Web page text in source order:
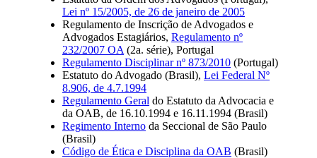
Lei nº 15/2005, de 26 de janeiro de 2005
Regulamento de Inscrição de Advogados e
Advogados Estagiários, Regulamento nº
232/2007 OA (2a. série), Portugal
Regulamento Disciplinar nº 873/2010 (Portugal)
Estatuto do Advogado (Brasil), Lei Federal Nº
8.906, de 4.7.1994
Regulamento Geral do Estatuto da Advocacia e
da OAB, de 16.10.1994 e 16.11.1994 (Brasil)
Regimento Interno da Seccional de São Paulo
(Brasil)
Código de Ética e Disciplina da OAB (Brasil)